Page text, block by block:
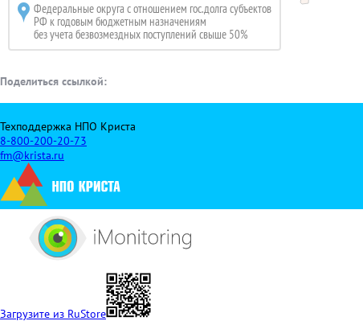
Федеральные округа с отношением гос.долга субъектов
РФ к годовым бюджетным назначениям
без учета безвозмездных поступлений свыше 50%
Поделиться ссылкой:
Техподдержка НПО Криста
8-800-200-20-73
fm@krista.ru
Загрузите из RuStore